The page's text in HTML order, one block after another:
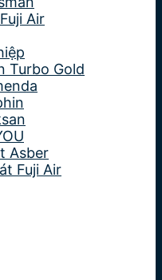
Air
Turbo Gold
Asber
Fuji Air